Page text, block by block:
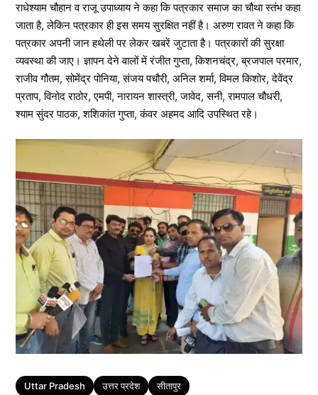
राधेश्याम चौहान व राजू उपाध्याय ने कहा कि पत्रकार समाज का चौथा स्तंभ कहा
जाता है, लेकिन पत्रकार ही इस समय सुरक्षित नहीं है। अरुण रावत ने कहा कि
पत्रकार अपनी जान हथेली पर लेकर खबरें जुटाता है। पत्रकारों की सुरक्षा
व्यवस्था की जाए। ज्ञापन देने वालों में रंजीत गुप्ता, किशनचंद्र, ब्रजपाल परमार,
राजीव गौतम, सोमेंद्र पोनिया, संजय पचौरी, अनिल शर्मा, विमल किशोर, देवेंद्र
प्रताप, विनोद राठोर, एमपी, नारायन शास्त्री, जावेद, सनी, रामपाल चौधरी,
श्याम सुंदर पाठक, शशिकांत गुप्ता, कंवर अहमद आदि उपस्थित रहे।
Tags
Uttar Pradesh उत्तर प्रदेश सीतापुर